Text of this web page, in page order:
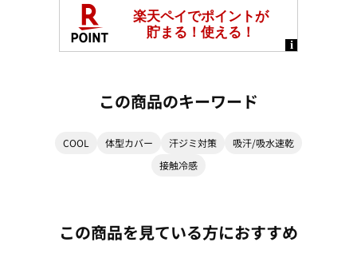
この商品のキーワード
COOL 体型カバー 汗ジミ対策
吸汗/吸水速乾
接触冷感
この商品を見ている方におすすめ